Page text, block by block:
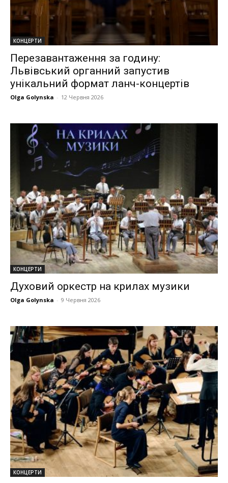
КОНЦЕРТИ
Перезавантаження за годину:
Львівський органний запустив
унікальний формат ланч-концертів
Olga Golynska - 12 Червня 2026
КОНЦЕРТИ
Духовий оркестр на крилах музики
Olga Golynska - 9 Червня 2026
КОНЦЕРТИ